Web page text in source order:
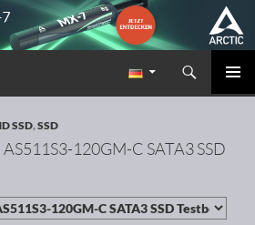
PC Hardware Portal
SSD,SSD
120GM-C SATA3 SSD